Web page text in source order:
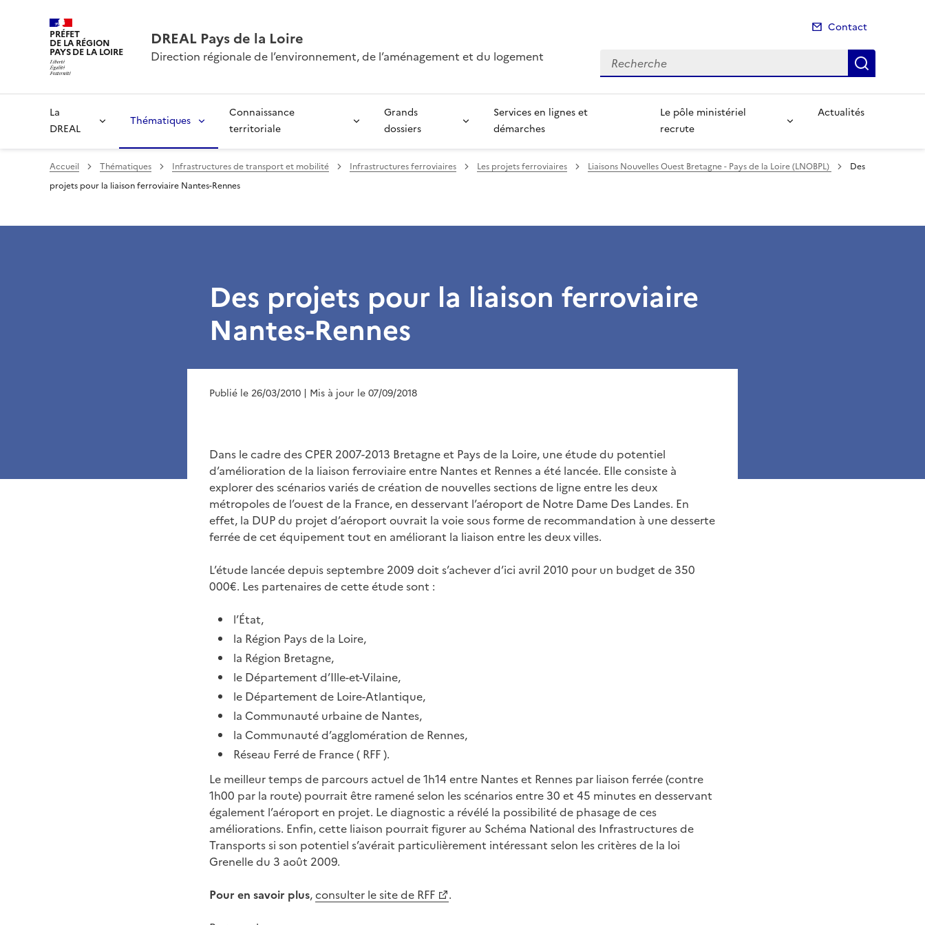
PRÉFET
DE LA RÉGION
PAYS DE LA LOIRE
DREAL Pays de la Loire
Direction régionale de l’environnement, de l’aménagement et du logement
Contact
Recherche
La
DREAL
Thématiques
Connaissance
territoriale
Grands
dossiers
Services en lignes et
démarches
Le pôle ministériel
recrute
Actualités
Accueil Thématiques Infrastructures de transport et mobilité Infrastructures ferroviaires Les projets ferroviaires Liaisons Nouvelles Ouest Bretagne - Pays de la Loire (LNOBPL)
Des
projets pour la liaison ferroviaire Nantes-Rennes
Des projets pour la liaison ferroviaire
Nantes-Rennes
Publié le 26/03/2010 | Mis à jour le 07/09/2018
Dans le cadre des CPER 2007-2013 Bretagne et Pays de la Loire, une étude du potentiel
d’amélioration de la liaison ferroviaire entre Nantes et Rennes a été lancée. Elle consiste à
explorer des scénarios variés de création de nouvelles sections de ligne entre les deux
métropoles de l’ouest de la France, en desservant l’aéroport de Notre Dame Des Landes. En
effet, la DUP du projet d’aéroport ouvrait la voie sous forme de recommandation à une desserte
ferrée de cet équipement tout en améliorant la liaison entre les deux villes.
L’étude lancée depuis septembre 2009 doit s’achever d’ici avril 2010 pour un budget de 350
000€. Les partenaires de cette étude sont :
l’État,
la Région Pays de la Loire,
la Région Bretagne,
le Département d’Ille-et-Vilaine,
le Département de Loire-Atlantique,
la Communauté urbaine de Nantes,
la Communauté d’agglomération de Rennes,
Réseau Ferré de France ( RFF ).
Le meilleur temps de parcours actuel de 1h14 entre Nantes et Rennes par liaison ferrée (contre
1h00 par la route) pourrait être ramené selon les scénarios entre 30 et 45 minutes en desservant
également l’aéroport en projet. Le diagnostic a révélé la possibilité de phasage de ces
améliorations. Enfin, cette liaison pourrait figurer au Schéma National des Infrastructures de
Transports si son potentiel s’avérait particulièrement intéressant selon les critères de la loi
Grenelle du 3 août 2009.
Pour en savoir plus,consulter le site de RFF
.